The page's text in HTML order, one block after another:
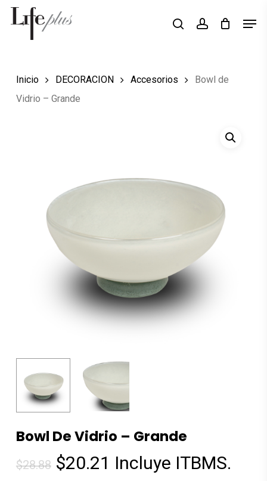
Skip
Búsqueda
productos
searchaccount
Inicio DECORACION Accesorios
Bowl de
Vidrio – Grande
Bowl De Vidrio – Grande
$28.88 El
$20.21 El
Incluye ITBMS.